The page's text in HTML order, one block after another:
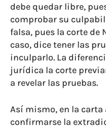
debe quedar libre,
comprobar su
falsa, pues la corte de
caso, dice tener las
inculparlo. La
jurídica la corte
a revelar las pruebas.
Así mismo, en la
confirmarse la